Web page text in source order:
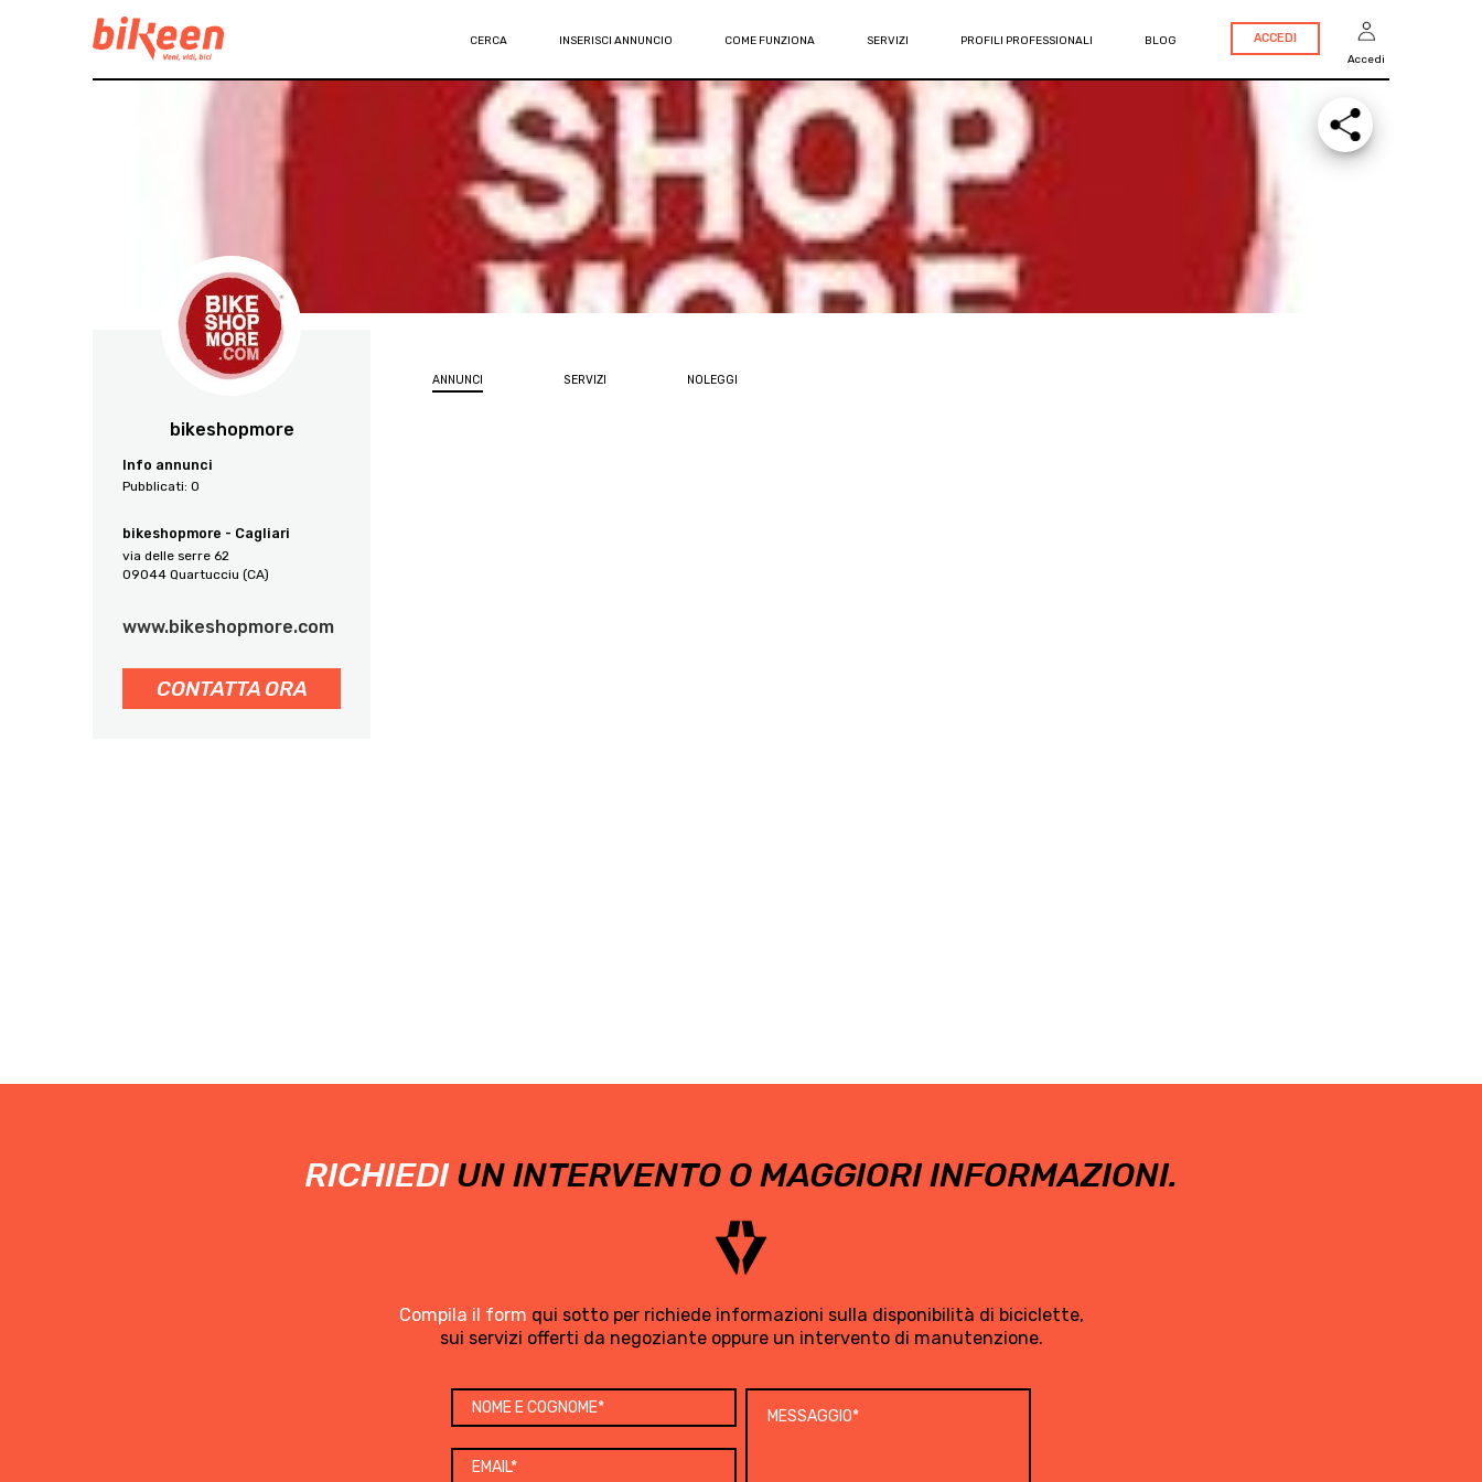
CERCA INSERISCI ANNUNCIO COME FUNZIONA SERVIZI PROFILI PROFESSIONALI BLOG ACCEDI
Accedi
bikeshopmore
Info annunci
Pubblicati: 0
bikeshopmore - Cagliari
via delle serre 62
09044 Quartucciu (CA)
www.bikeshopmore.com
CONTATTA ORA
ANNUNCI SERVIZI NOLEGGI
RICHIEDIUN INTERVENTO O MAGGIORI INFORMAZIONI.
Compila il form qui sotto per richiede informazioni sulla disponibilità di biciclette,
sui servizi offerti da negoziante oppure un intervento di manutenzione.